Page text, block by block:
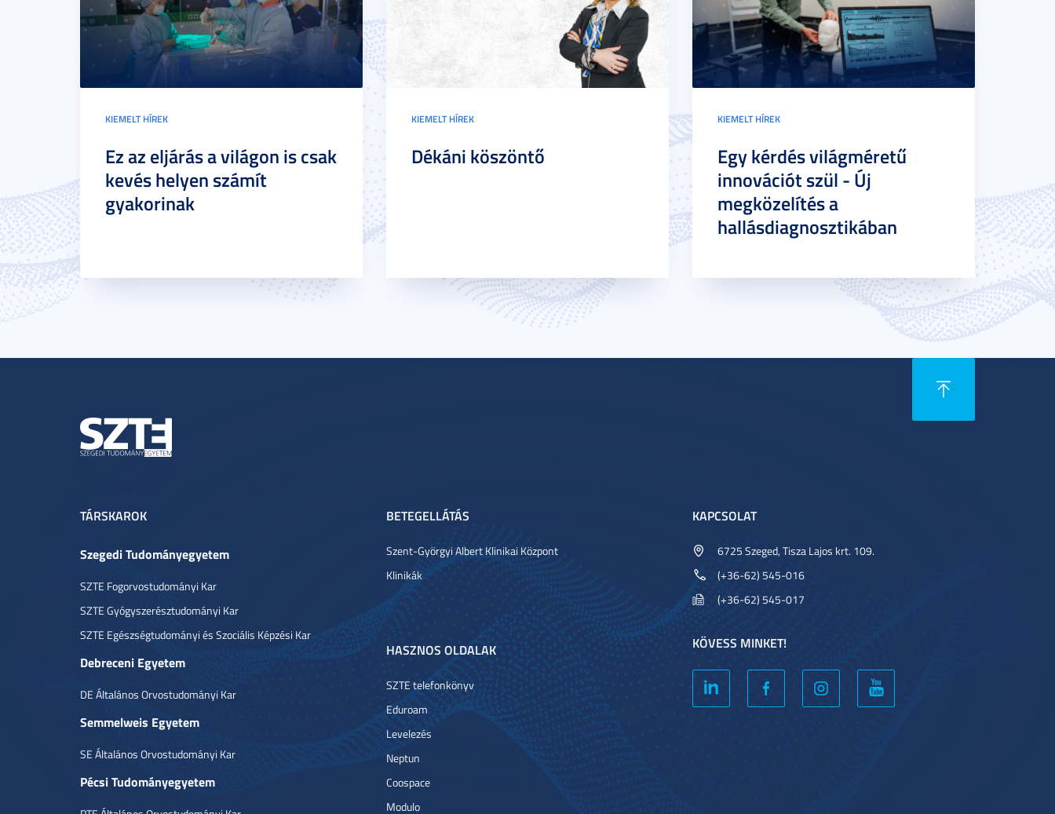
KIEMELT HÍREK
Ez az eljárás a világon is csak
kevés helyen számít
gyakorinak
KIEMELT HÍREK
Dékáni köszöntő
KIEMELT HÍREK
Egy kérdés világméretű
innovációt szül - Új
megközelítés a
hallásdiagnosztikában
TÁRSKAROK
Szegedi Tudományegyetem
SZTE Fogorvostudományi Kar
SZTE Gyógyszerésztudományi Kar
SZTE Egészségtudományi és Szociális Képzési Kar
Debreceni Egyetem
DE Általános Orvostudományi Kar
Semmelweis Egyetem
SE Általános Orvostudományi Kar
Pécsi Tudományegyetem
BETEGELLÁTÁS
Szent-Györgyi Albert Klinikai Központ
Klinikák
HASZNOS OLDALAK
SZTE telefonkönyv
Eduroam
Levelezés
Neptun
Coospace
Modulo
KAPCSOLAT
6725 Szeged, Tisza Lajos krt. 109.
(+36-62) 545-016
(+36-62) 545-017
KÖVESS MINKET!